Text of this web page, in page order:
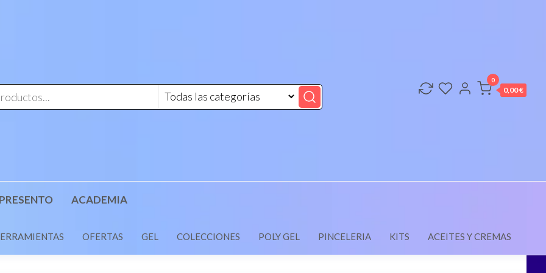
0
0,00 €
ACADEMIA
OFERTAS GEL COLECCIONES POLY GEL PINCELERIA KITS ACEITES Y CREMAS